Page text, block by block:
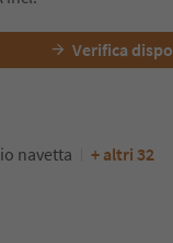
Verifica
navetta + altri 32